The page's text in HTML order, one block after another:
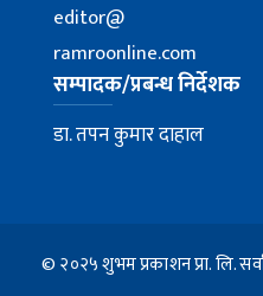
editor@
ramroonline.com
सम्पादक/प्रबन्ध निर्देशक
डा. तपन कुमार दाहाल
© २०२५ शुभम प्रकाशन प्रा. लि.